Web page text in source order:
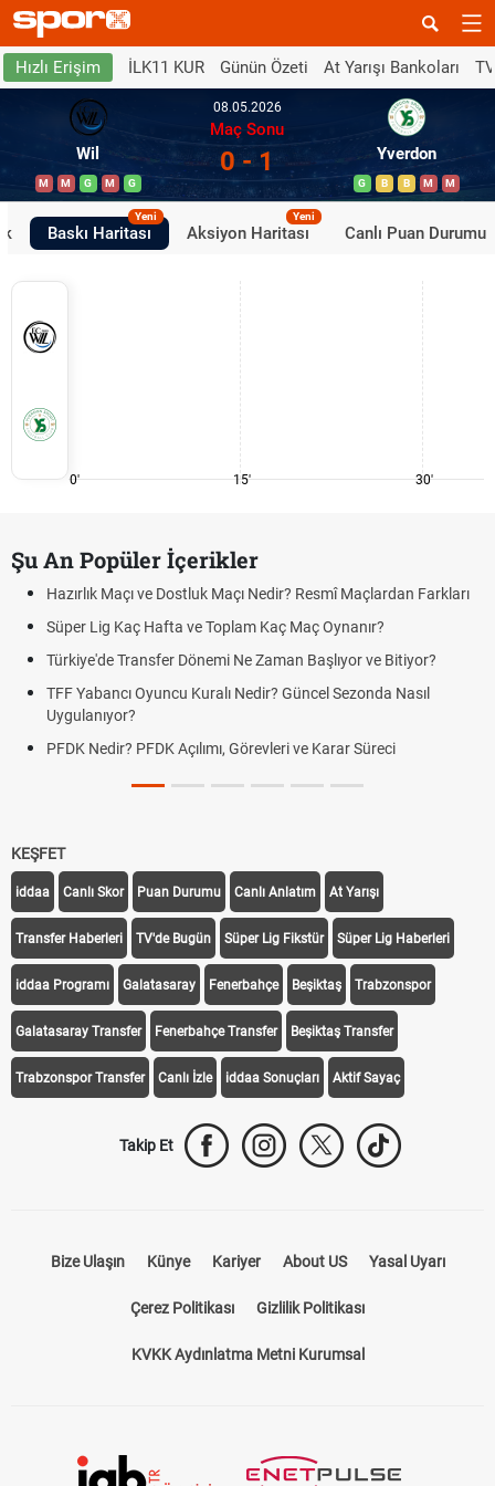
Hızlı Erişim İLK11 KUR Günün Özeti At Yarışı Bankoları
Wil
M M G M G
08.05.2026
Maç Sonu
0 - 1 Yverdon
G B B M M
Baskı Haritası
Yeni
Aksiyon Haritası
Yeni
Canlı Puan Durumu
0' 15' 30'
Şu An Popüler İçerikler
Hazırlık Maçı ve Dostluk Maçı Nedir? Resmî Maçlardan Farkları
Süper Lig Kaç Hafta ve Toplam Kaç Maç Oynanır?
Türkiye'de Transfer Dönemi Ne Zaman Başlıyor ve Bitiyor?
TFF Yabancı Oyuncu Kuralı Nedir? Güncel Sezonda Nasıl
Uygulanıyor?
PFDK Nedir? PFDK Açılımı, Görevleri ve Karar Süreci
KEŞFET
iddaa Canlı Skor Puan Durumu Canlı Anlatım At Yarışı
Transfer Haberleri TV'de Bugün Süper Lig Fikstür Süper Lig Haberleri
iddaa Programı Galatasaray Fenerbahçe Beşiktaş Trabzonspor
Galatasaray Transfer Fenerbahçe Transfer Beşiktaş Transfer
Trabzonspor Transfer Canlı İzle iddaa Sonuçları Aktif Sayaç
Takip Et
Bize Ulaşın Künye Kariyer About US Yasal Uyarı
Çerez Politikası Gizlilik Politikası
KVKK Aydınlatma Metni Kurumsal